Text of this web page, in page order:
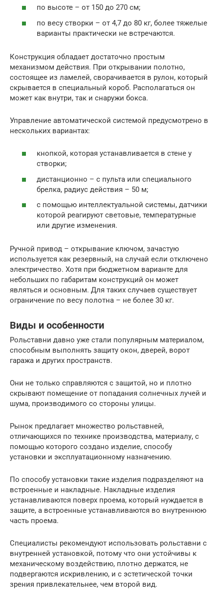
по высоте – от 150 до 270 см;
по весу створки – от 4,7 до 80 кг, более тяжелые
варианты практически не встречаются.
Конструкция обладает достаточно простым
механизмом действия. При открывании полотно,
состоящее из ламелей, сворачивается в рулон, который
скрывается в специальный короб. Располагаться он
может как внутри, так и снаружи бокса.
Управление автоматической системой предусмотрено в
нескольких вариантах:
кнопкой, которая устанавливается в стене у
створки;
дистанционно – с пульта или специального
брелка, радиус действия – 50 м;
с помощью интеллектуальной системы, датчики
которой реагируют световые, температурные
или другие изменения.
Ручной привод – открывание ключом, зачастую
используется как резервный, на случай если отключено
электричество. Хотя при бюджетном варианте для
небольших по габаритам конструкций он может
являться и основным. Для таких случаев существует
ограничение по весу полотна – не более 30 кг.
Виды и особенности
Рольставни давно уже стали популярным материалом,
способным выполнять защиту окон, дверей, ворот
гаража и других пространств.
Они не только справляются с защитой, но и плотно
скрывают помещение от попадания солнечных лучей и
шума, производимого со стороны улицы.
Рынок предлагает множество рольставней,
отличающихся по технике производства, материалу, с
помощью которого создано изделие, способу
установки и эксплуатационному назначению.
По способу установки такие изделия подразделяют на
встроенные и накладные. Накладные изделия
устанавливаются поверх проема, который нуждается в
защите, а встроенные устанавливаются во внутреннюю
часть проема.
Специалисты рекомендуют использовать рольставни с
внутренней установкой, потому что они устойчивы к
механическому воздействию, плотно держатся, не
подвергаются искривлению, и с эстетической точки
зрения привлекательнее, чем второй вид.